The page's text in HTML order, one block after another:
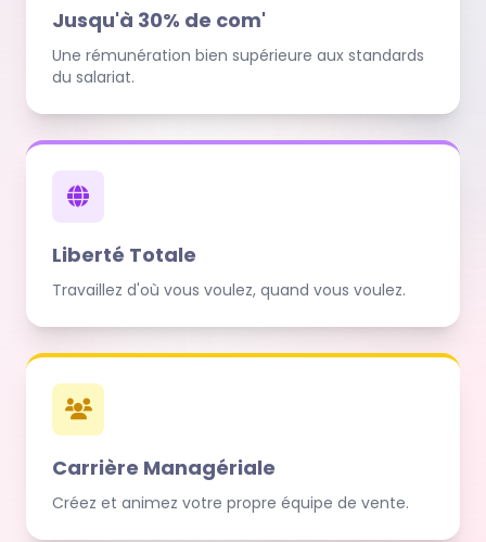
Jusqu'à 30% de com'
Une rémunération bien supérieure aux standards
du salariat.
Liberté Totale
Travaillez d'où vous voulez, quand vous voulez.
Carrière Managériale
Créez et animez votre propre équipe de vente.